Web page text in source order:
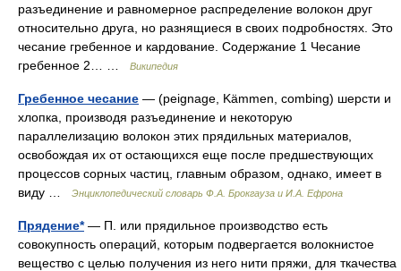
разъединение и равномерное распределение волокон друг
относительно друга, но разнящиеся в своих подробностях. Это
чесание гребенное и кардование. Содержание 1 Чесание
гребенное 2… …
Википедия
Гребенное чеcание — (peignage, Kämmen, combing) шерсти и
хлопка, производя разъединение и некоторую
параллелизацию волокон этих прядильных материалов,
освобождая их от остающихся еще после предшествующих
процессов сорных частиц, главным образом, однако, имеет в
виду …
Энциклопедический словарь Ф.А. Брокгауза и И.А. Ефрона
Прядение*— П. или прядильное производство есть
совокупность операций, которым подвергается волокнистое
вещество с целью получения из него нити пряжи, для ткачества